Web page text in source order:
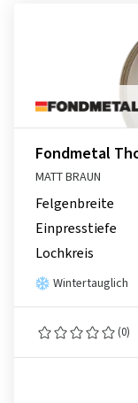
Fondmetal
MATT BRAUN
Felgenbreite
Einpresstiefe
Lochkreis
Wintertauglich
(0)